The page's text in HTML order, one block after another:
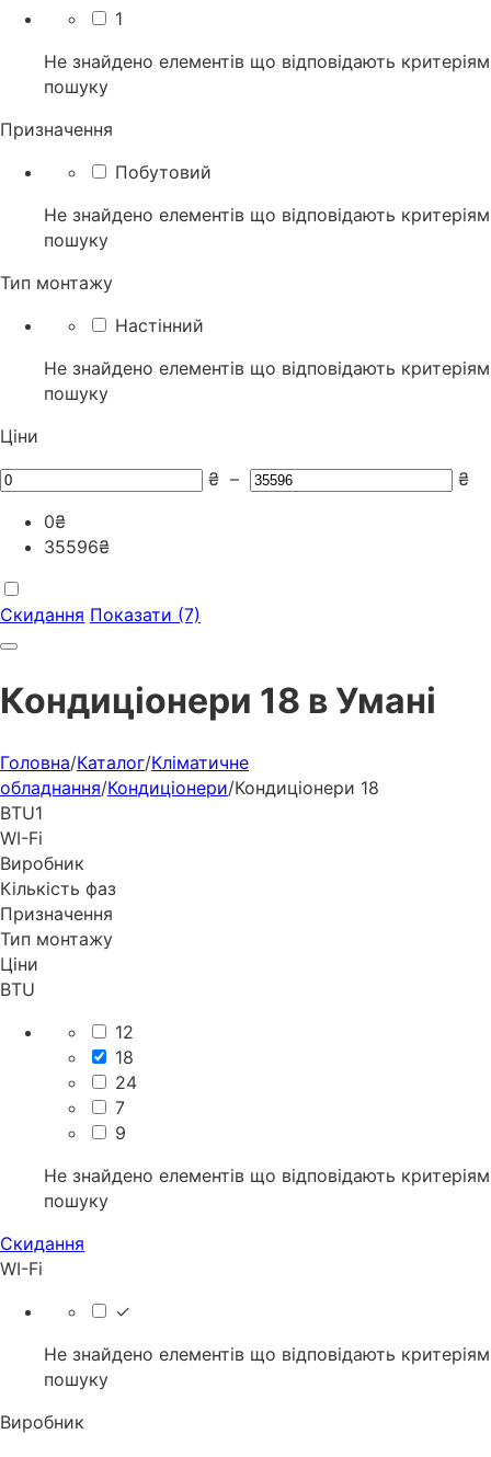
1
Не знайдено елементів що відповідають критеріям
пошуку
Призначення
Побутовий
Не знайдено елементів що відповідають критеріям
пошуку
Тип монтажу
Настінний
Не знайдено елементів що відповідають критеріям
пошуку
Ціни
₴ –
₴
0₴
35596₴
Скидання Показати (7)
Кондиціонери 18 в Умані
Головна/Каталог/Кліматичне
обладнання/Кондиціонери/Кондиціонери 18
BTU1
WI-Fi
Виробник
Кількість фаз
Призначення
Тип монтажу
Ціни
BTU
12
18
24
7
9
Не знайдено елементів що відповідають критеріям
пошуку
Скидання
WI-Fi
✓
Не знайдено елементів що відповідають критеріям
пошуку
Виробник